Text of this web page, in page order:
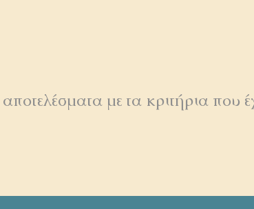
με τα κριτήρια που